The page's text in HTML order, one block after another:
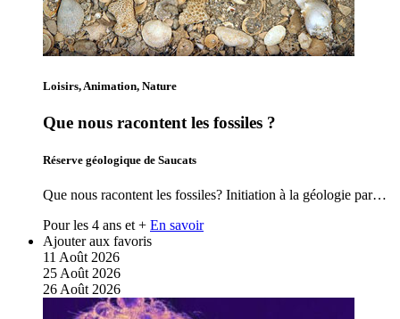
Loisirs, Animation, Nature
Que nous racontent les fossiles ?
Réserve géologique de Saucats
Que nous racontent les fossiles? Initiation à la géologie par…
Pour les 4 ans et + En savoir
Ajouter aux favoris
11 Août 2026
25 Août 2026
26 Août 2026